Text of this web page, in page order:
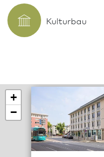
Kulturbau
+
−